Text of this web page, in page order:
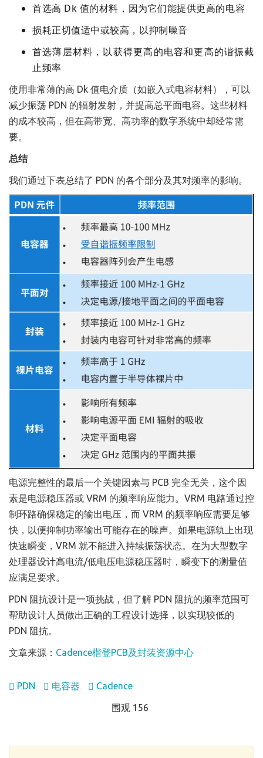
首选高 Dk 值的材料，因为它们能提供更高的电容
损耗正切值适中或较高，以抑制噪音
首选薄层材料，以获得更高的电容和更高的谐振截
止频率
使用非常薄的高 Dk 值电介质（如嵌入式电容材料），可以
减少振荡 PDN 的辐射发射，并提高总平面电容。这些材料
的成本较高，但在高带宽、高功率的数字系统中却经常需
要。
总结
我们通过下表总结了 PDN 的各个部分及其对频率的影响。
电源完整性的最后一个关键因素与 PCB 完全无关，这个因
素是电源稳压器或 VRM 的频率响应能力。VRM 电路通过控
制环路确保稳定的输出电压，而 VRM 的频率响应需要足够
快，以便抑制功率输出可能存在的噪声。如果电源轨上出现
快速瞬变，VRM 就不能进入持续振荡状态。在为大型数字
处理器设计高电流/低电压电源稳压器时，瞬变下的测量值
应满足要求。
PDN 阻抗设计是一项挑战，但了解 PDN 阻抗的频率范围可
帮助设计人员做出正确的工程设计选择，以实现较低的
PDN 阻抗。
文章来源： Cadence楷登PCB及封装资源中心
PDN 电容器 Cadence
围观 156